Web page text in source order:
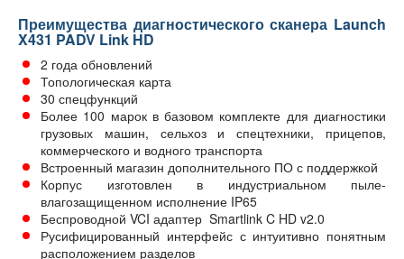
Преимущества диагностического сканера Launch
X431 PADV Link HD
2 года обновлений
Топологическая карта
30 спецфункций
Более 100 марок в базовом комплекте для диагностики
грузовых машин, сельхоз и спецтехники, прицепов,
коммерческого и водного транспорта
Встроенный магазин дополнительного ПО с поддержкой
Корпус изготовлен в индустриальном пыле-
влагозащищенном исполнение IP65
Беспроводной VCI адаптер Smartlink C HD v2.0
Русифицированный интерфейс с интуитивно понятным
расположением разделов